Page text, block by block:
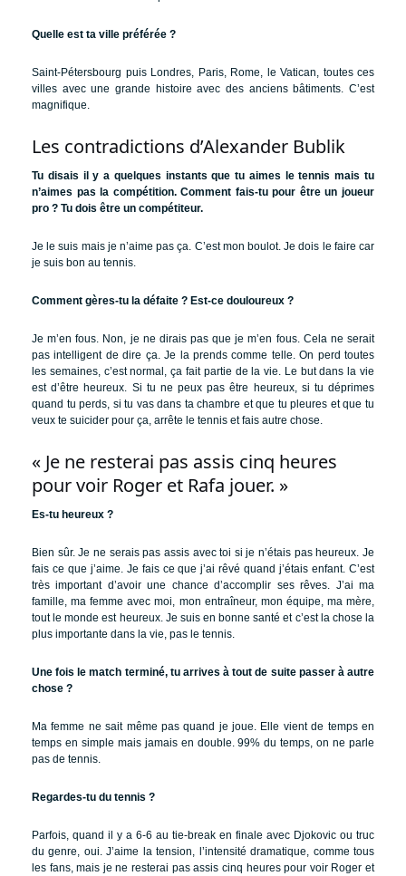
Quelle est ta ville préférée ?
Saint-Pétersbourg puis Londres, Paris, Rome, le Vatican, toutes ces
villes avec une grande histoire avec des anciens bâtiments. C’est
magnifique.
Les contradictions d’Alexander Bublik
Tu disais il y a quelques instants que tu aimes le tennis mais tu
n’aimes pas la compétition. Comment fais-tu pour être un joueur
pro ? Tu dois être un compétiteur.
Je le suis mais je n’aime pas ça. C’est mon boulot. Je dois le faire car
je suis bon au tennis.
Comment gères-tu la défaite ? Est-ce douloureux ?
Je m’en fous. Non, je ne dirais pas que je m’en fous. Cela ne serait
pas intelligent de dire ça. Je la prends comme telle. On perd toutes
les semaines, c’est normal, ça fait partie de la vie. Le but dans la vie
est d’être heureux. Si tu ne peux pas être heureux, si tu déprimes
quand tu perds, si tu vas dans ta chambre et que tu pleures et que tu
veux te suicider pour ça, arrête le tennis et fais autre chose.
« Je ne resterai pas assis cinq heures
pour voir Roger et Rafa jouer. »
Es-tu heureux ?
Bien sûr. Je ne serais pas assis avec toi si je n’étais pas heureux. Je
fais ce que j’aime. Je fais ce que j’ai rêvé quand j’étais enfant. C’est
très important d’avoir une chance d’accomplir ses rêves. J’ai ma
famille, ma femme avec moi, mon entraîneur, mon équipe, ma mère,
tout le monde est heureux. Je suis en bonne santé et c’est la chose la
plus importante dans la vie, pas le tennis.
Une fois le match terminé, tu arrives à tout de suite passer à autre
chose ?
Ma femme ne sait même pas quand je joue. Elle vient de temps en
temps en simple mais jamais en double. 99% du temps, on ne parle
pas de tennis.
Regardes-tu du tennis ?
Parfois, quand il y a 6-6 au tie-break en finale avec Djokovic ou truc
du genre, oui. J’aime la tension, l’intensité dramatique, comme tous
les fans, mais je ne resterai pas assis cinq heures pour voir Roger et